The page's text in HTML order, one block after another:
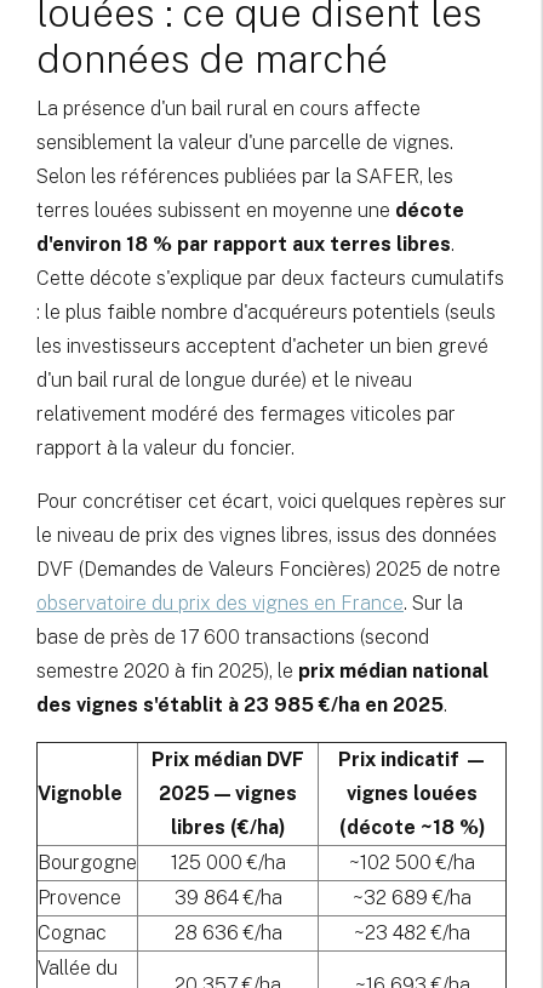
louées : ce que disent les
données de marché
La présence d'un bail rural en cours affecte
sensiblement la valeur d'une parcelle de vignes.
Selon les références publiées par la SAFER, les
terres louées subissent en moyenne une décote
d'environ 18 % par rapport aux terres libres.
Cette décote s'explique par deux facteurs cumulatifs
: le plus faible nombre d'acquéreurs potentiels (seuls
les investisseurs acceptent d'acheter un bien grevé
d'un bail rural de longue durée) et le niveau
relativement modéré des fermages viticoles par
rapport à la valeur du foncier.
Pour concrétiser cet écart, voici quelques repères sur
le niveau de prix des vignes libres, issus des données
DVF (Demandes de Valeurs Foncières) 2025 de notre
observatoire du prix des vignes en France. Sur la
base de près de 17 600 transactions (second
semestre 2020 à fin 2025), le prix médian national
des vignes s'établit à 23 985 €/ha en 2025.
Vignoble
Prix médian DVF
2025 — vignes
libres (€/ha)
Prix indicatif —
vignes louées
(décote ~18 %)
Bourgogne
125 000 €/ha
~102 500 €/ha
Provence
39 864 €/ha
~32 689 €/ha
Cognac
28 636 €/ha
~23 482 €/ha
Vallée du